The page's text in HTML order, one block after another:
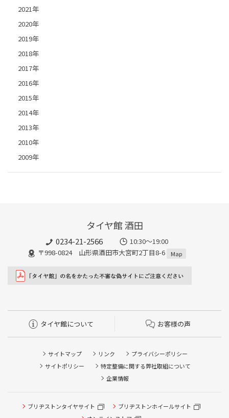
2021年
2020年
2019年
2018年
2017年
2016年
2015年
2014年
2013年
2010年
2009年
タイヤ館 酒田
0234-21-2566
10:30～19:00
〒998-0824 山形県酒田市大宮町2丁目8-6
Map
タイヤ館について お客様の声
サイトマップ リンク
プライバシーポリシー
サイトポリシー
特定整備に関する弊社取組について
企業情報
ブリヂストンタイヤサイト
ブリヂストンホイールサイト
タイヤ点検・安全点検/タイヤ履き替え/オイル交換/その他